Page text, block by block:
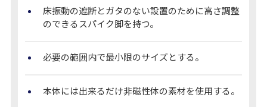
床振動の遮断とガタのない設置のために高さ調整
のできるスパイク脚を持つ。
必要の範囲内で最小限のサイズとする。
本体には出来るだけ非磁性体の素材を使用する。